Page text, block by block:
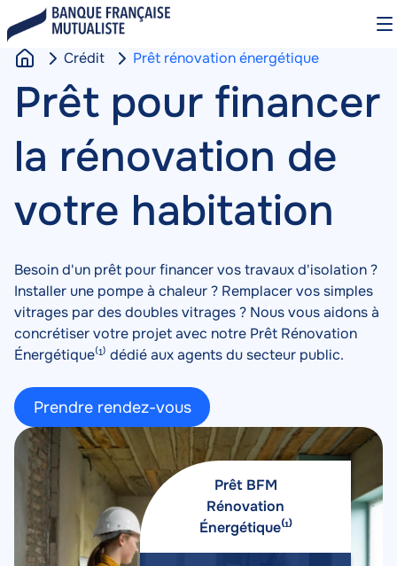
au
contenu
principal
c
u
l
Crédit Prêt rénovation énergétique
Prêt pour financer
la rénovation de
votre habitation
Besoin d'un prêt pour financer vos travaux d'isolation ?
Installer une pompe à chaleur ? Remplacer vos simples
vitrages par des doubles vitrages ? Nous vous aidons à
concrétiser votre projet avec notre Prêt Rénovation
Énergétique⁽¹⁾ dédié aux agents du secteur public.
Prendre rendez-vous
Image
Image
Prêt BFM
Rénovation
Énergétique⁽¹⁾